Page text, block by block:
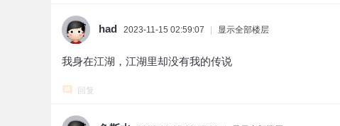
had 2023-11-15 02:59:07 显示全部楼层
我身在江湖，江湖里却没有我的传说
回复